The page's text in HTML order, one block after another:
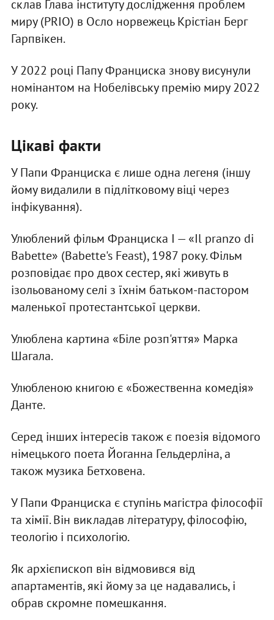
склав Глава інституту дослідження проблем
миру (PRIO) в Осло норвежець Крістіан Берг
Гарпвікен.
У 2022 році Папу Франциска знову висунули
номінантом на Нобелівську премію миру 2022
року.
Цікаві факти
У Папи Франциска є лише одна легеня (іншу
йому видалили в підлітковому віці через
інфікування).
Улюблений фільм Франциска І — «Il pranzo di
Babette» (Babette's Feast), 1987 року. Фільм
розповідає про двох сестер, які живуть в
ізольованому селі з їхнім батьком-пастором
маленької протестантської церкви.
Улюблена картина «Біле розп'яття» Марка
Шагала.
Улюбленою книгою є «Божественна комедія»
Данте.
Серед інших інтересів також є поезія відомого
німецького поета Йоганна Гельдерліна, а
також музика Бетховена.
У Папи Франциска є ступінь магістра філософії
та хімії. Він викладав літературу, філософію,
теологію і психологію.
Як архієпископ він відмовився від
апартаментів, які йому за це надавались, і
обрав скромне помешкання.